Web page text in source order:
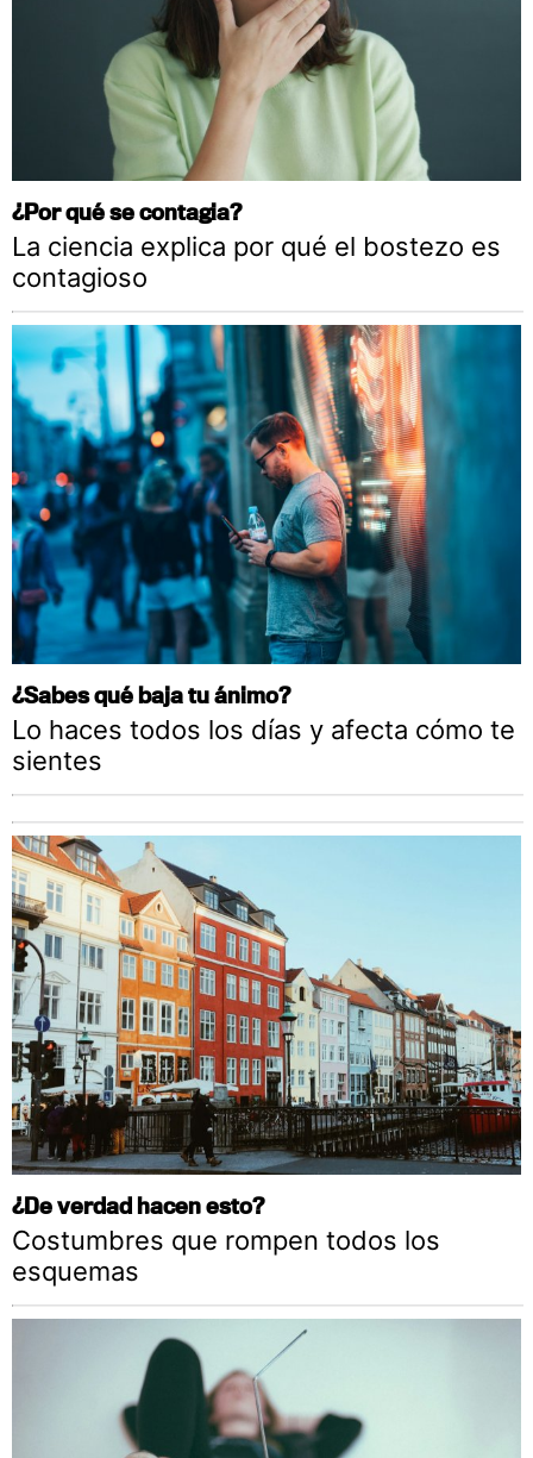
¿Por qué se contagia?
La ciencia explica por qué el bostezo es
contagioso
¿Sabes qué baja tu ánimo?
Lo haces todos los días y afecta cómo te
sientes
¿De verdad hacen esto?
Costumbres que rompen todos los
esquemas